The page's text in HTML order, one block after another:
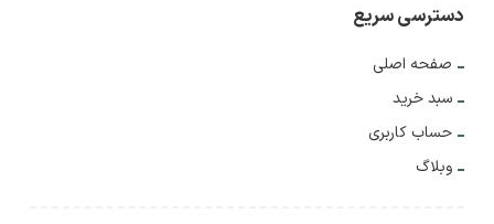
دسترسی سریع
صفحه اصلی
سبد خرید
حساب کاربری
وبلاگ